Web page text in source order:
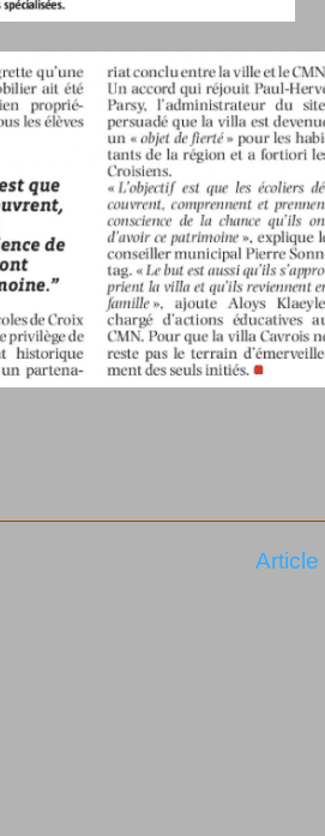
Article